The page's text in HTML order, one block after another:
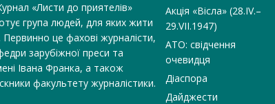
«Листи до приятелів»
група людей, для яких жити
це фахові журналісти,
зарубіжної преси та
Івана Франка, а також
факультету журналістики.
Акція «Вісла» (28.IV.–
29.VII.1947)
АТО: свідчення
очевидця
Діаспора
Дайджести